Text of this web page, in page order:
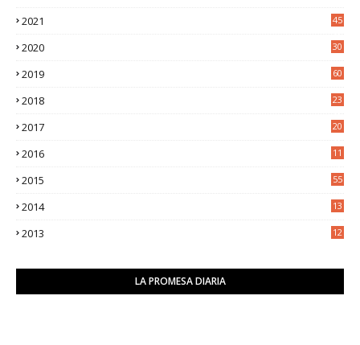
2021
45
2020
30
2019 60
2018
23
2017
20
2016
11
2015 55
2014
13
2013
12
LA PROMESA DIARIA